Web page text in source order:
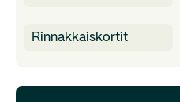
Rinnakkaiskortit